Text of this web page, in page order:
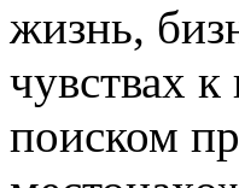
жизнь,
чувствах
поиском